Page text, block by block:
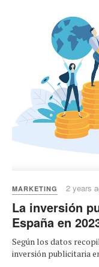
MARKETING 2 years
La inversión
España en
Según los datos
inversión publicitaria